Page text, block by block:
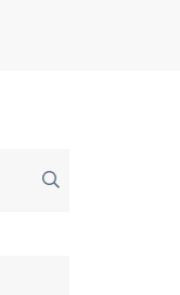
naar: